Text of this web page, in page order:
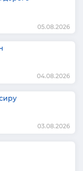
05.08.2026
04.08.2026
03.08.2026